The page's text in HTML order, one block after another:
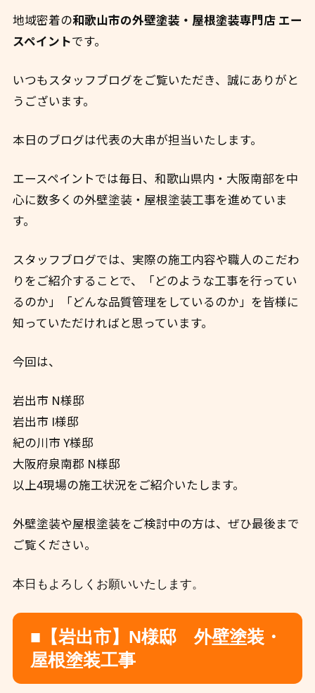
地域密着の和歌山市の外壁塗装・屋根塗装専門店 エー
スペイントです。
いつもスタッフブログをご覧いただき、誠にありがと
うございます。
本日のブログは代表の大串が担当いたします。
エースペイントでは毎日、和歌山県内・大阪南部を中
心に数多くの外壁塗装・屋根塗装工事を進めていま
す。
スタッフブログでは、実際の施工内容や職人のこだわ
りをご紹介することで、「どのような工事を行ってい
るのか」「どんな品質管理をしているのか」を皆様に
知っていただければと思っています。
今回は、
岩出市 N様邸
岩出市 I様邸
紀の川市 Y様邸
大阪府泉南郡 N様邸
以上4現場の施工状況をご紹介いたします。
外壁塗装や屋根塗装をご検討中の方は、ぜひ最後まで
ご覧ください。
本日もよろしくお願いいたします。
■【岩出市】N様邸 外壁塗装・
屋根塗装工事